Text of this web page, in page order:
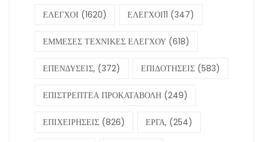
ΕΛΕΓΧΟΙ (1620) ΕΛΕΓΧΟΙ11 (347)
ΕΜΜΕΣΕΣ ΤΕΧΝΙΚΕΣ ΕΛΕΓΧΟΥ (618)
ΕΠΕΝΔΥΣΕΙΣ, (372) ΕΠΙΔΟΤΗΣΕΙΣ (583)
ΕΠΙΣΤΡΕΠΤΕΑ ΠΡΟΚΑΤΑΒΟΛΗ (249)
ΕΠΙΧΕΙΡΗΣΕΙΣ (826) ΕΡΓΑ, (254)